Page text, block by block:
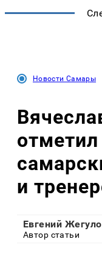
Новости Самары
и
Евгений
Автор статьи